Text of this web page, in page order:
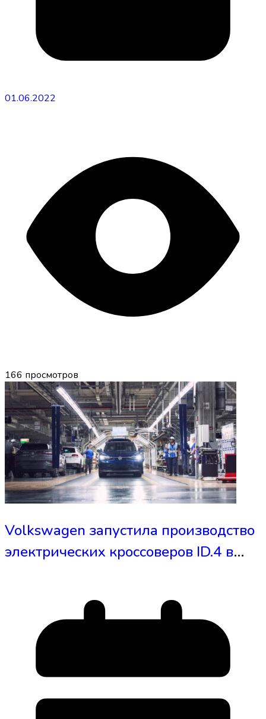
01.06.2022
166 просмотров
Volkswagen запустила производство
электрических кроссоверов ID.4 в